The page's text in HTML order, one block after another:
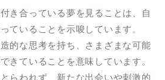
き合っている夢を見ることは、自
ていることを示唆しています。
的な思考を持ち、さまざまな可能
きていることを意味しています。
らわれず、新たな出会いや刺激的